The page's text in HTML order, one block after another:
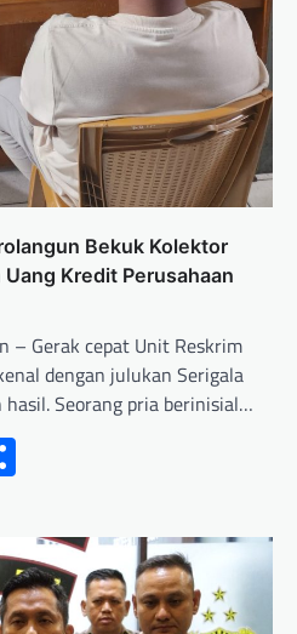
Bekuk Kolektor
Kredit Perusahaan
– Gerak cepat Unit Reskrim
dengan julukan Serigala
Seorang pria berinisial…